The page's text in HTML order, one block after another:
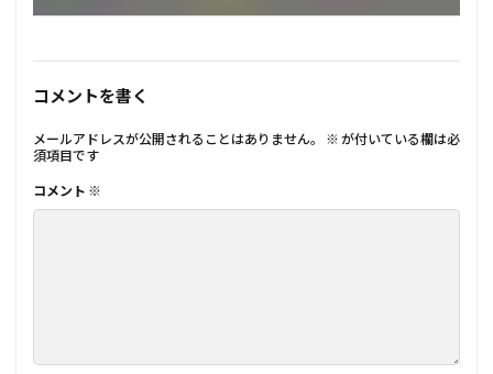
コメントを書く
メールアドレスが公開されることはありません。 ※ が付いている欄は必
須項目です
コメント ※